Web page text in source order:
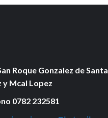
Roque Gonzalez de Santa
y Mcal Lopez
0782 232581